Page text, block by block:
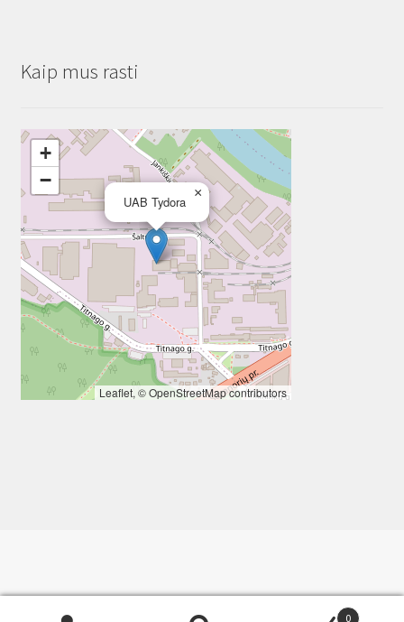
Kaip mus rasti
UAB Tydora
×
+
−
Leaflet, ©OpenStreetMapcontributors
0